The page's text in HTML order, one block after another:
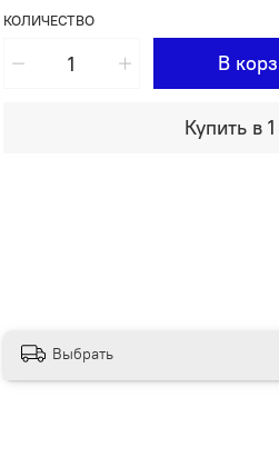
КОЛИЧЕСТВО
В
Купить в
Выбрать